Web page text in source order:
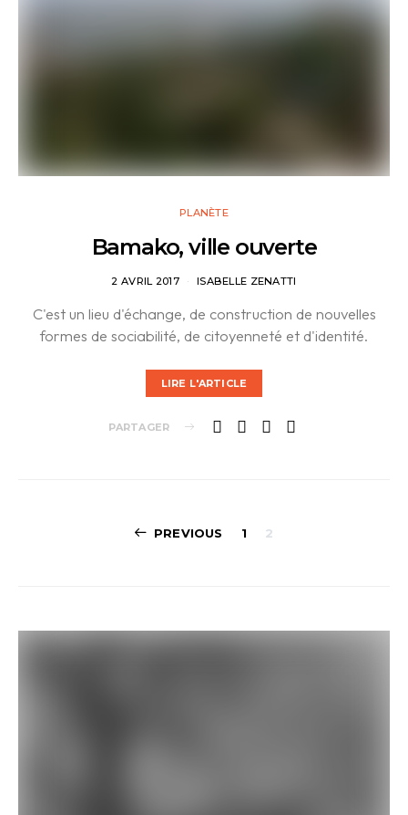
PLANÈTE
Bamako, ville ouverte
2 AVRIL 2017 ISABELLE ZENATTI
C'est un lieu d'échange, de construction de nouvelles
formes de sociabilité, de citoyenneté et d'identité.
LIRE L'ARTICLE
PARTAGER
Pagination
PREVIOUS 1 2